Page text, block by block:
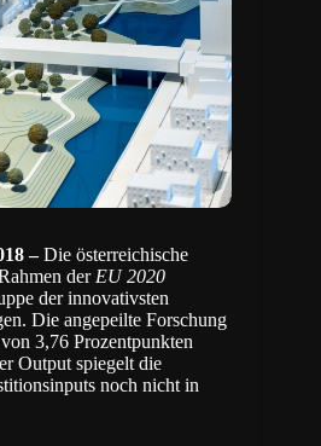
–Die österreichische
der EU 2020
der innovativsten
Die angepeilte Forschung
3,76 Prozentpunkten
Output spiegelt die
noch nicht in